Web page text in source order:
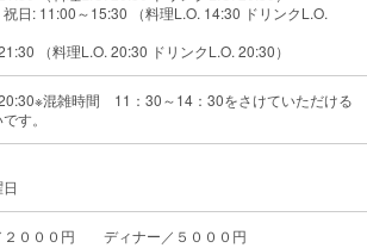
祝日: 11:00～15:30 （料理L.O. 14:30 ドリンクL.O.
（料理L.O. 20:30 ドリンクL.O. 20:30）
混雑時間 11：30～14：30をさけていただける
す。
２０００円 ディナー／５０００円